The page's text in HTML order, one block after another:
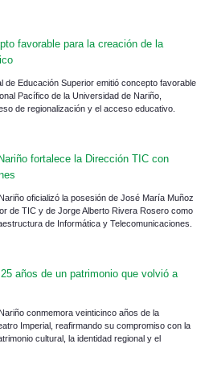
favorable para la creación de la
de Educación Superior emitió concepto favorable
Pacífico de la Universidad de Nariño,
de regionalización y el acceso educativo.
fortalece la Dirección TIC con
oficializó la posesión de José María Muñoz
de TIC y de Jorge Alberto Rivera Rosero como
de Informática y Telecomunicaciones.
años de un patrimonio que volvió a
conmemora veinticinco años de la
Imperial, reafirmando su compromiso con la
cultural, la identidad regional y el